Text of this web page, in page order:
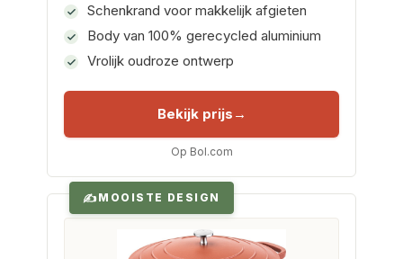
Schenkrand voor makkelijk afgieten
Body van 100% gerecycled aluminium
Vrolijk oudroze ontwerp
Bekijk prijs
Op Bol.com
MOOISTE DESIGN